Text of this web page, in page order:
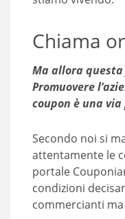
Chiama
Ma allora
Promuovere
coupon è una
Secondo noi si
attentamente le
portale
condizioni
commercianti